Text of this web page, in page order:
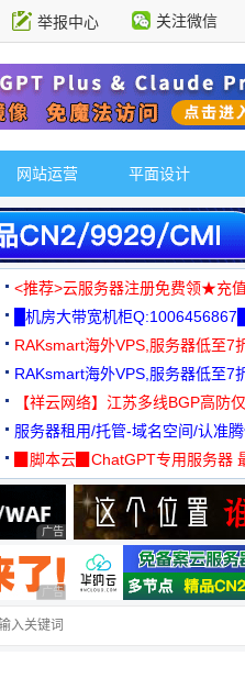
举报中心 关注微信
网站运营 平面设计
<推荐>云服务器注册免费领★充
█机房大带宽机柜Q:1006456867█
RAKsmart海外VPS,服务器低至7
用★
RAKsmart海外VPS,服务器低至7
用★
【祥云网络】江苏多线BGP高防
服务器租用/托管-域名空间/认准
▉脚本云▉ChatGPT专用服务器
19元/月
广告 商业广告，理性选择
广告 商业广告，理性选择